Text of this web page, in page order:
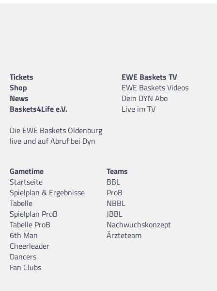
Tickets
Shop
News
Baskets4Life e.V.
Die EWE Baskets Oldenburg
live und auf Abruf bei Dyn
EWE Baskets TV
EWE Baskets Videos
Dein DYN Abo
Live im TV
Gametime
Startseite
Spielplan & Ergebnisse
Tabelle
Spielplan ProB
Tabelle ProB
6th Man
Cheerleader
Dancers
Fan Clubs
Teams
BBL
ProB
NBBL
JBBL
Nachwuchskonzept
Ärzteteam